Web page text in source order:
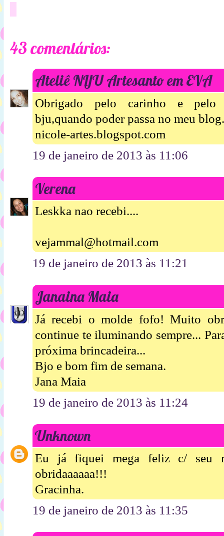
43 comentários:
Ateliê NIJU Artesanto em EVA
Obrigado pelo carinho e pelo
bju,quando poder passa no meu blog.
nicole-artes.blogspot.com
19 de janeiro de 2013 às 11:06
Verena
Leskka nao recebi....
vejammal@hotmail.com
19 de janeiro de 2013 às 11:21
Janaina Maia
Já recebi o molde fofo! Muito
continue te iluminando sempre...
próxima brincadeira...
Bjo e bom fim de semana.
Jana Maia
19 de janeiro de 2013 às 11:24
Unknown
Eu já fiquei mega feliz c/ seu
obridaaaaaa!!!
Gracinha.
19 de janeiro de 2013 às 11:35